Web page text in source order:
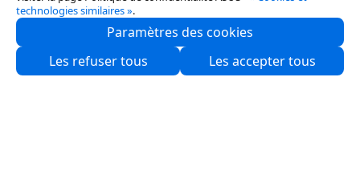
technologies similaires ».
Paramètres des cookies
Les refuser tous
Les accepter tous